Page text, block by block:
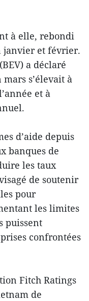
à elle, rebondi
janvier et février.
a déclaré
s’élevait à
et à
d’aide depuis
banques de
les taux
de soutenir
pour
les limites
puissent
confrontées
Fitch Ratings
de